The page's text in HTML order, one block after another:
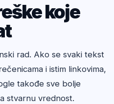
koje
rad. Ako se svaki tekst
i istim linkovima,
takođe sve bolje
stvarnu vrednost.